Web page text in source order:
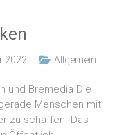
2022 Allgemein
und Bremedia Die
Menschen mit
zu schaffen. Das